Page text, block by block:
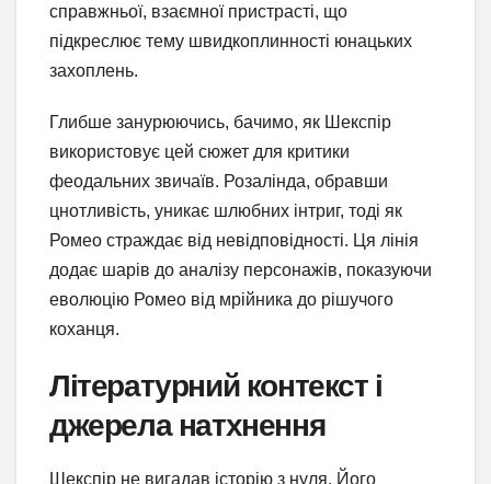
справжньої, взаємної пристрасті, що
підкреслює тему швидкоплинності юнацьких
захоплень.
Глибше занурюючись, бачимо, як Шекспір
використовує цей сюжет для критики
феодальних звичаїв. Розалінда, обравши
цнотливість, уникає шлюбних інтриг, тоді як
Ромео страждає від невідповідності. Ця лінія
додає шарів до аналізу персонажів, показуючи
еволюцію Ромео від мрійника до рішучого
коханця.
Літературний контекст і
джерела натхнення
Шекспір не вигадав історію з нуля. Його